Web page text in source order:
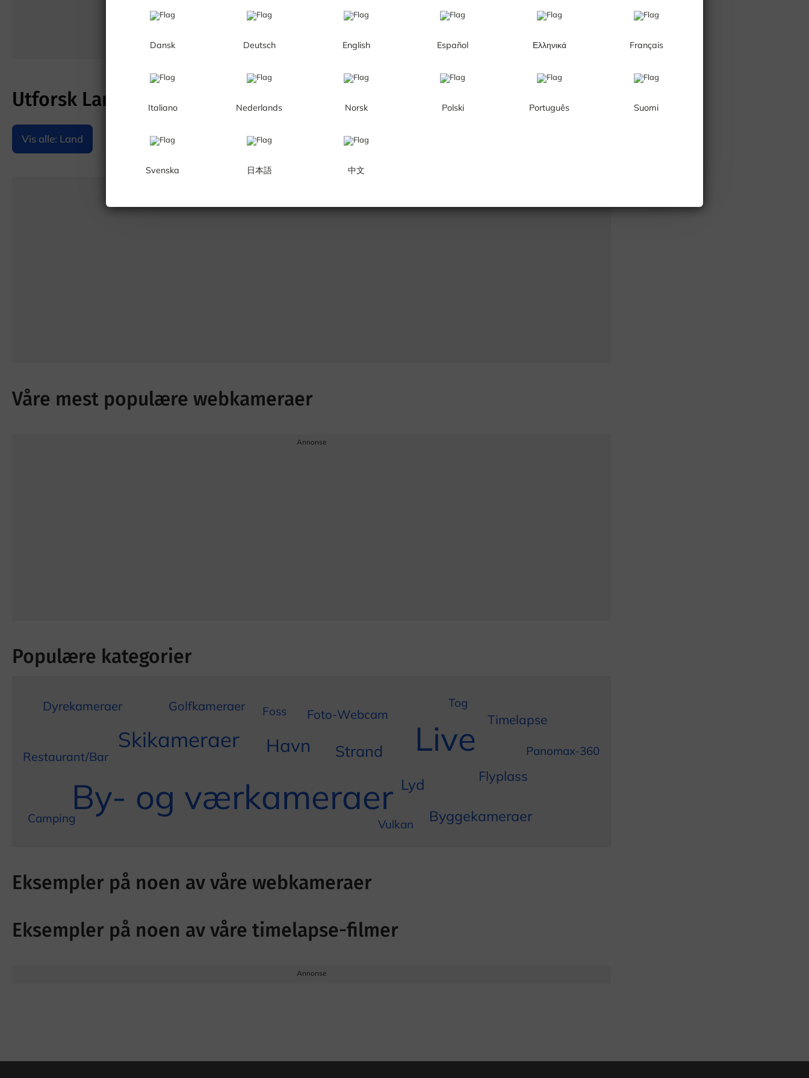
Dansk Deutsch English Español Ελληνικά Français
Italiano Nederlands Norsk Polski Português Suomi
Svenska 日本語 中文
Utforsk Land
Vis alle: Land
Våre mest populære webkameraer
Annonse
Populære kategorier
By- og værkameraer
Live
Skikameraer Havn Strand
Lyd
Byggekameraer
Flyplass
Timelapse
Foto-Webcam
Dyrekameraer Golfkameraer
Restaurant/Bar
Camping Vulkan
Foss
Tog
Panomax-360
Eksempler på noen av våre webkameraer
Eksempler på noen av våre timelapse-filmer
Annonse